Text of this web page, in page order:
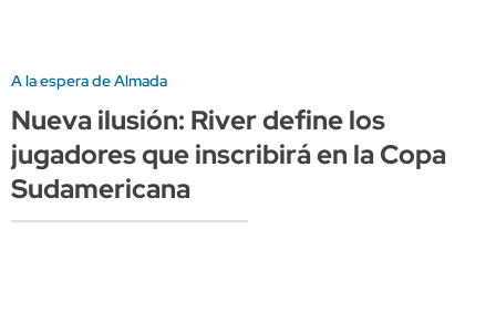
A la espera de Almada
Nueva ilusión: River define los
jugadores que inscribirá en la Copa
Sudamericana